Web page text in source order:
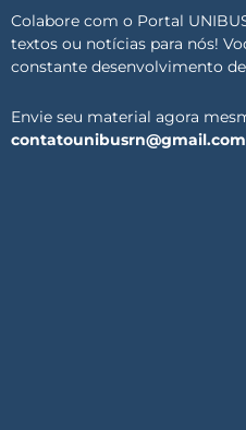
Colabore com o Portal
textos ou notícias para nós!
constante desenvolvimento
Envie seu material agora
contatounibusrn@gmail.com